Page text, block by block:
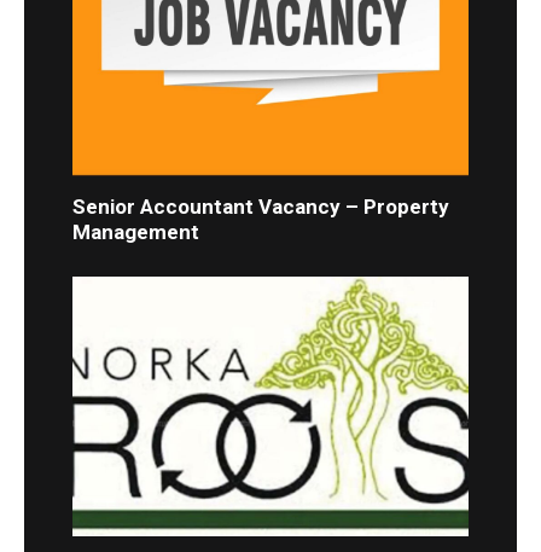
Senior Accountant Vacancy – Property
Management